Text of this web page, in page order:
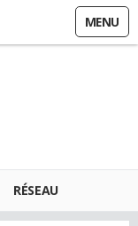
MENU
RÉSEAU